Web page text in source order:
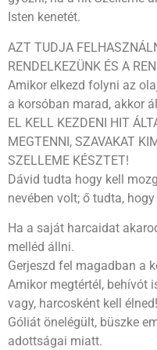
Isten kenetét.
AZT TUDJA
RENDELKEZÜNK ÉS A
Amikor elkezd folyni az
a korsóban marad, akkor
EL KELL KEZDENI HIT
MEGTENNI, SZAVAKAT
SZELLEME KÉSZTET!
Dávid tudta hogy kell
nevében volt; ő tudta,
Ha a saját harcaidat
melléd állni.
Gerjeszd fel magadban a
Amikor megtértél, behívót
vagy, harcosként kell élned!
Góliát önelégült, büszke
adottságai miatt.